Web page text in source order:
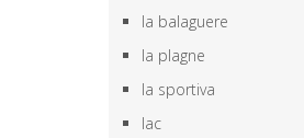
la balaguere
la plagne
la sportiva
lac